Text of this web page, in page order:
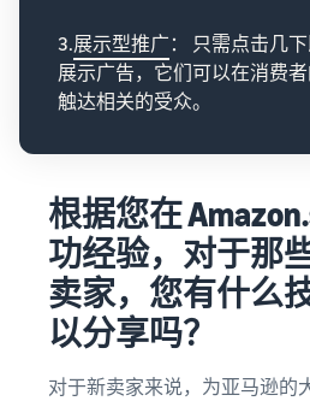
3.展示型推广 ： 只需点击几
展示广告，它们可以在消费
触达相关的受众。
根据您在
功经验，对于那
卖家，您有什么
以分享吗？
对于新卖家来说，为亚马逊的